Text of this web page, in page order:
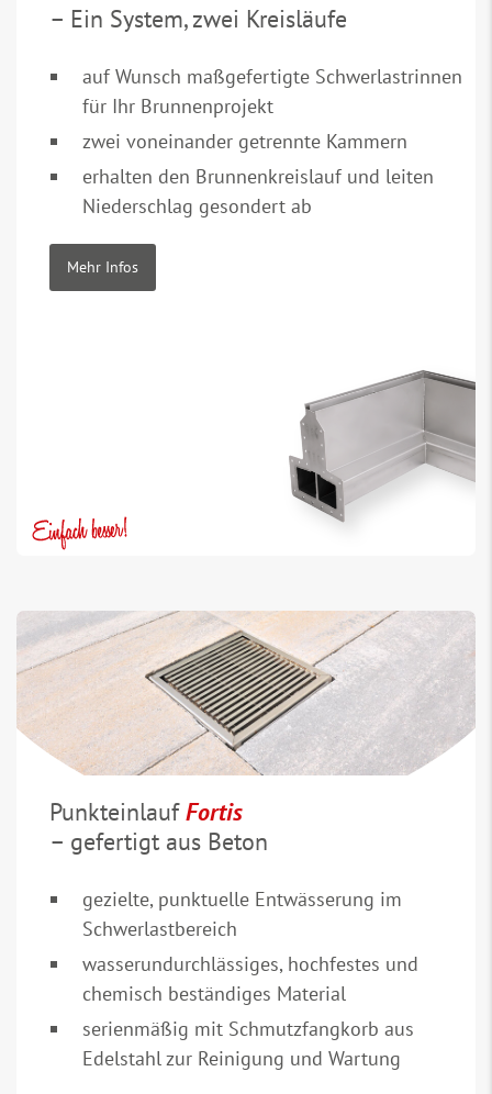
– Ein System, zwei Kreisläufe
auf Wunsch maßgefertigte Schwerlastrinnen
für Ihr Brunnenprojekt
zwei voneinander getrennte Kammern
erhalten den Brunnenkreislauf und leiten
Niederschlag gesondert ab
Mehr Infos
PunkteinlaufFortis
– gefertigt aus Beton
gezielte, punktuelle Entwässerung im
Schwerlastbereich
wasserundurchlässiges, hochfestes und
chemisch beständiges Material
serienmäßig mit Schmutzfangkorb aus
Edelstahl zur Reinigung und Wartung